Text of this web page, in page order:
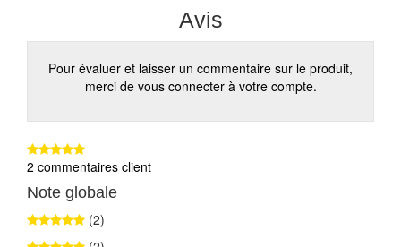
Avis
Pour évaluer et laisser un commentaire sur le produit,
merci de vous connecter à votre compte.
2 commentaires client
Note globale
(2)